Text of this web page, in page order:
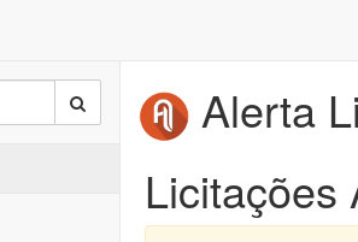
Alerta
Licitações